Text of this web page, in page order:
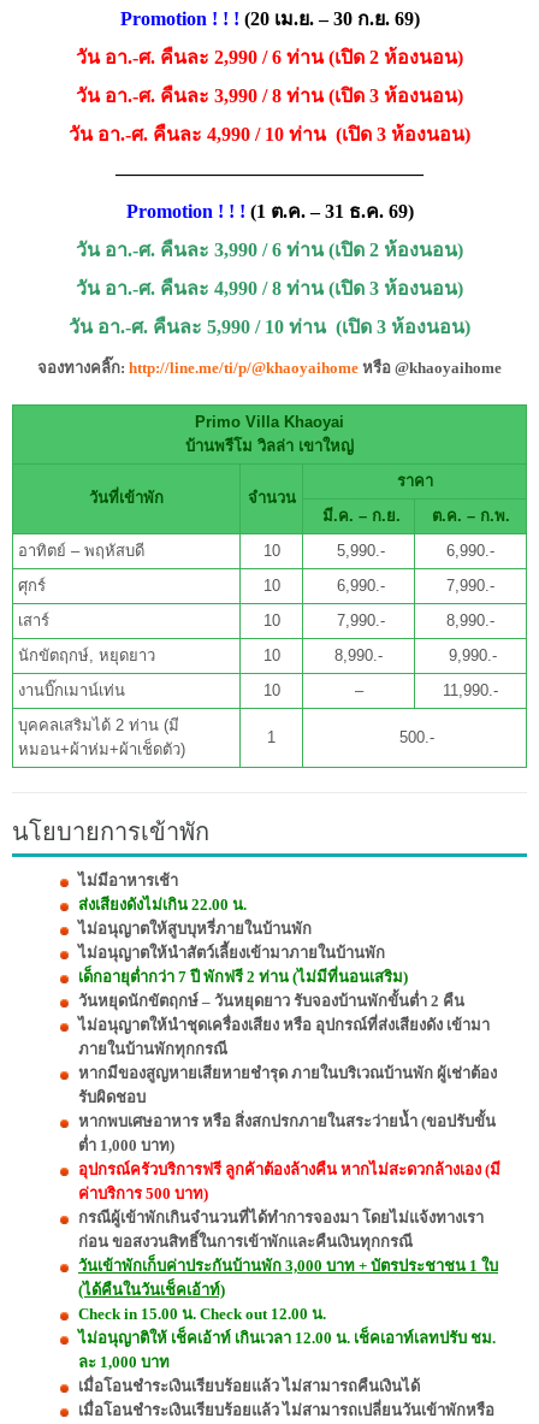
Promotion ! ! ! (20 เม.ย. – 30 ก.ย. 69)
วัน อา.-ศ. คืนละ 2,990 / 6 ท่าน (เปิด 2 ห้องนอน)
วัน อา.-ศ. คืนละ 3,990 / 8 ท่าน (เปิด 3 ห้องนอน)
วัน อา.-ศ. คืนละ 4,990 / 10 ท่าน (เปิด 3 ห้องนอน)
————————————————
Promotion ! ! ! (1 ต.ค. – 31 ธ.ค. 69)
วัน อา.-ศ. คืนละ 3,990 / 6 ท่าน (เปิด 2 ห้องนอน)
วัน อา.-ศ. คืนละ 4,990 / 8 ท่าน (เปิด 3 ห้องนอน)
วัน อา.-ศ. คืนละ 5,990 / 10 ท่าน (เปิด 3 ห้องนอน)
จองทางคลิ๊ก: http://line.me/ti/p/@khaoyaihome หรือ @khaoyaihome
Primo Villa Khaoyai
บ้านพรีโม วิลล่า เขาใหญ่
วันที่เข้าพัก จำนวน
ราคา
มี.ค. – ก.ย.
ต.ค. – ก.พ.
อาทิตย์ – พฤหัสบดี
10 5,990.-
6,990.-
ศุกร์
10 6,990.-
7,990.-
เสาร์
10 7,990.-
8,990.-
นักขัตฤกษ์, หยุดยาว
10 8,990.-
9,990.-
งานบิ๊กเมาน์เท่น
10 –
11,990.-
บุคคลเสริมได้ 2 ท่าน (มี
หมอน+ผ้าห่ม+ผ้าเช็ดตัว)
1 500.-
นโยบายการเข้าพัก
ไม่มีอาหารเช้า
ส่งเสียงดังไม่เกิน 22.00 น.
ไม่อนุญาตให้สูบบุหรี่ภายในบ้านพัก
ไม่อนุญาตให้นำสัตว์เลี้ยงเข้ามาภายในบ้านพัก
เด็กอายุต่ำกว่า 7 ปี พักฟรี 2 ท่าน (ไม่มีที่นอนเสริม)
วันหยุดนักขัตฤกษ์ – วันหยุดยาว รับจองบ้านพักขั้นต่ำ 2 คืน
ไม่อนุญาตให้นำชุดเครื่องเสียง หรือ อุปกรณ์ที่ส่งเสียงดัง เข้ามา
ภายในบ้านพักทุกกรณี
หากมีของสูญหายเสียหายชำรุด ภายในบริเวณบ้านพัก ผู้เช่าต้อง
รับผิดชอบ
หากพบเศษอาหาร หรือ สิ่งสกปรกภายในสระว่ายน้ำ (ขอปรับขั้น
ต่ำ 1,000 บาท)
อุปกรณ์ครัวบริการฟรี ลูกค้าต้องล้างคืน หากไม่สะดวกล้างเอง (มี
ค่าบริการ 500 บาท)
กรณีผู้เข้าพักเกินจำนวนที่ได้ทำการจองมา โดยไม่แจ้งทางเรา
ก่อน ขอสงวนสิทธิ์ในการเข้าพักและคืนเงินทุกกรณี
วันเข้าพักเก็บค่าประกันบ้านพัก 3,000 บาท + บัตรประชาชน 1 ใบ
(ได้คืนในวันเช็คเอ้าท์)
Check in 15.00 น. Check out 12.00 น.
ไม่อนุญาติให้ เช็คเอ้าท์ เกินเวลา 12.00 น. เช็คเอาท์เลทปรับ ชม.
ละ 1,000 บาท
เมื่อโอนชำระเงินเรียบร้อยแล้ว ไม่สามารถคืนเงินได้
เมื่อโอนชำระเงินเรียบร้อยแล้ว ไม่สามารถเปลี่ยนวันเข้าพักหรือ